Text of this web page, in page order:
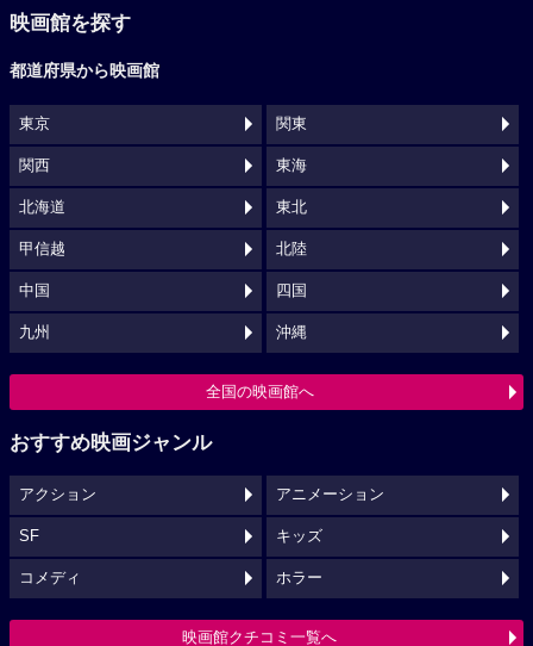
映画館を探す
都道府県から映画館
東京 関東
関西 東海
北海道 東北
甲信越 北陸
中国 四国
九州 沖縄
全国の映画館へ
おすすめ映画ジャンル
アクション アニメーション
SF キッズ
コメディ ホラー
映画館クチコミ一覧へ